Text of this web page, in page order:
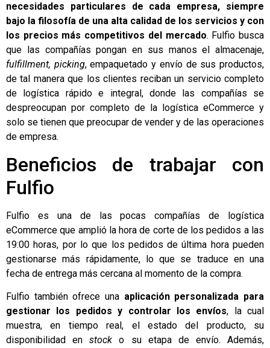
necesidades particulares de cada empresa, siempre
bajo la filosofía de una alta calidad de los servicios y con
los precios más competitivos del mercado. Fulfio busca
que las compañías pongan en sus manos el almacenaje,
fulfillment, picking, empaquetado y envío de sus productos,
de tal manera que los clientes reciban un servicio completo
de logística rápido e integral, donde las compañías se
despreocupan por completo de la logística eCommerce y
solo se tienen que preocupar de vender y de las operaciones
de empresa.
Beneficios de trabajar con
Fulfio
Fulfio es una de las pocas compañías de logística
eCommerce que amplió la hora de corte de los pedidos a las
19:00 horas, por lo que los pedidos de última hora pueden
gestionarse más rápidamente, lo que se traduce en una
fecha de entrega más cercana al momento de la compra.
Fulfio también ofrece una aplicación personalizada para
gestionar los pedidos y controlar los envíos, la cual
muestra, en tiempo real, el estado del producto, su
disponibilidad enstock o su etapa de envío. Además,